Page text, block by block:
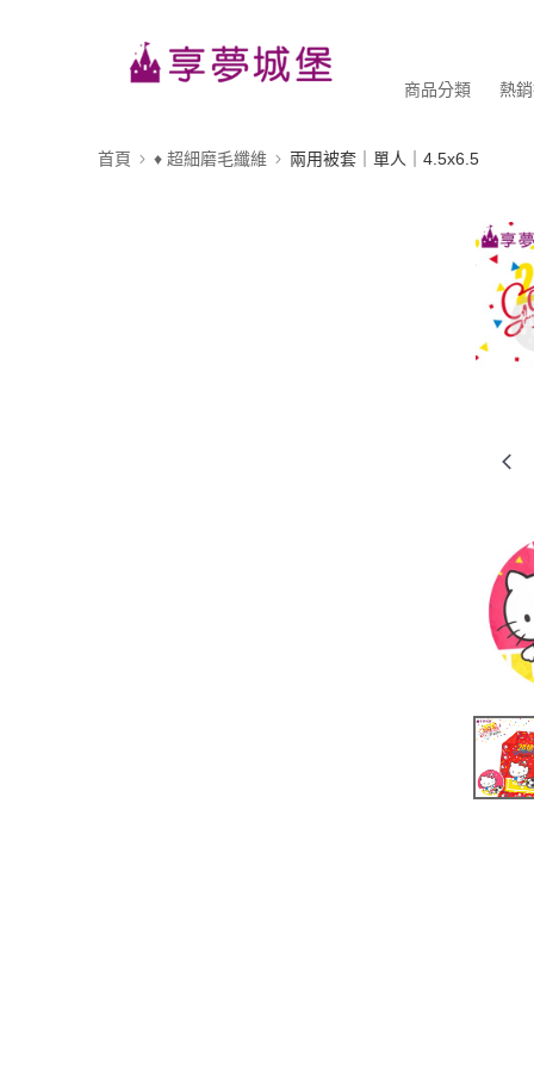
商品分類 熱
首頁 ♦ 超細磨毛纖維 兩用被套｜單人｜4.5x6.5